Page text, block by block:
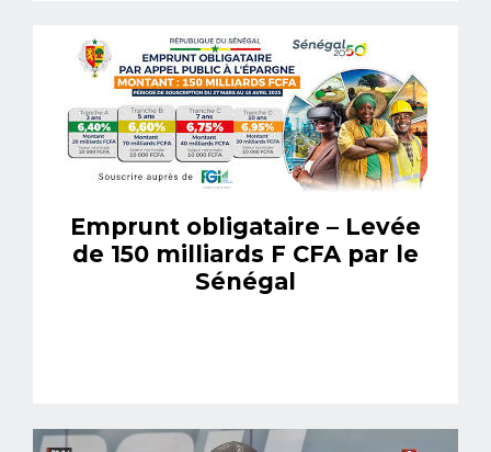
Emprunt obligataire – Levée
de 150 milliards F CFA par le
Sénégal